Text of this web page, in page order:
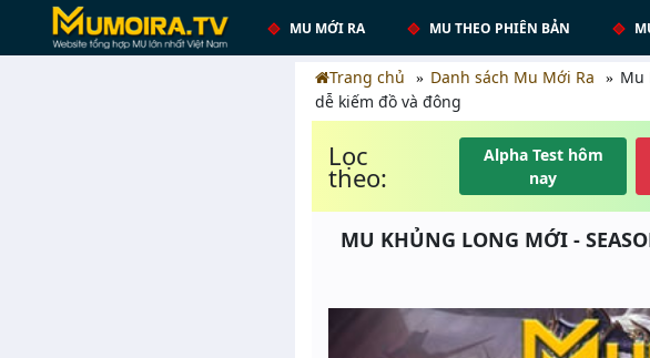
MU MỚI RA MU THEO PHIÊN BẢN
Trang chủ Danh sách Mu Mới Ra
Mu
dễ kiếm đồ và đông
Lọc
theo:
Alpha Test hôm
nay
MU KHỦNG LONG MỚI -